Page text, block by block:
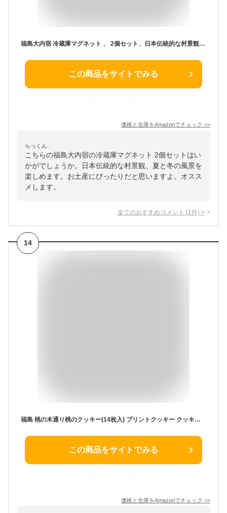
福島大内宿 冷蔵庫マグネット 、 2個セット、日本伝統的な村景観 夏と冬の風景 長方形 12×6cm、、 日本の伝統的な観光地マグネット、装飾的な和風イラスト、風景冷蔵庫マグネット、観光記念品
この商品をサイトでみる
価格と在庫をAmazonでチェック >>
らっくん
こちらの福島大内宿の冷蔵庫マグネット 2個セットはい
かがでしょうか。日本伝統的な村景観、夏と冬の風景を
楽しめます。お土産にぴったりだと思いますよ。オスス
メします。
全てのおすすめコメント (1 件) >
14
福島 桃の木通り桃のクッキー(14枚入) プリントクッキー クッキー 桃クッキー ピーチクッキー チョコレート 焼菓子 お土産 ふくしま ふくしまプライド
この商品をサイトでみる
価格と在庫をAmazonでチェック >>